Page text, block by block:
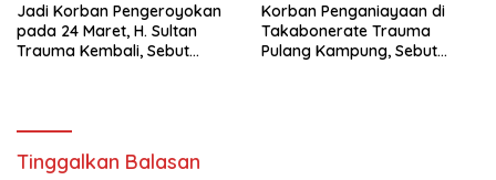
Jadi Korban Pengeroyokan
pada 24 Maret, H. Sultan
Trauma Kembali, Sebut
Korban Penganiayaan di
Takabonerate Trauma
Pulang Kampung, Sebut
Tinggalkan Balasan